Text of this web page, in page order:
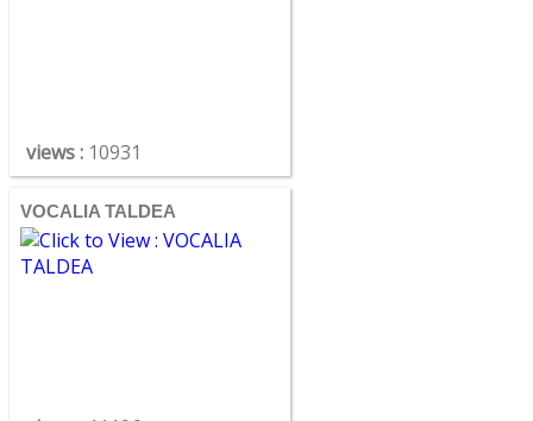
views : 10931
VOCALIA TALDEA